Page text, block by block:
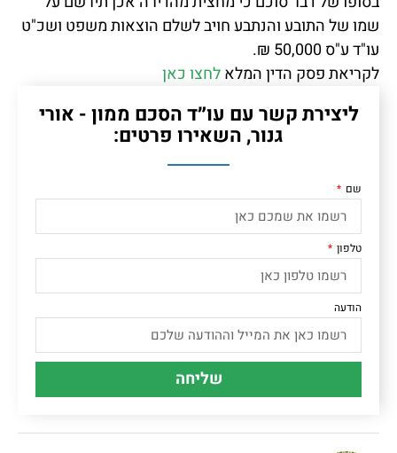
שמו של התובע והנתבע חויב לשלם הוצאות משפט ושכ"ט
עו"ד ע"ס 50,000 ₪.
לקריאת פסק הדין המלאלחצו כאן
ליצירת קשר עם עו״ד הסכם ממון - אורי
גנור, השאירו פרטים:
שם
טלפון
הודעה
שליחה